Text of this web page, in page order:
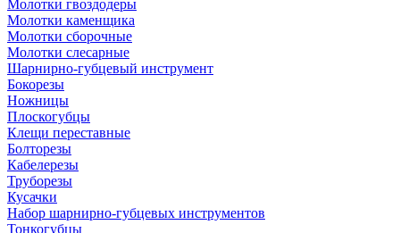
Молотки гвоздодеры
Молотки каменщика
Молотки сборочные
Молотки слесарные
Шарнирно-губцевый инструмент
Бокорезы
Ножницы
Плоскогубцы
Клещи переставные
Болторезы
Кабелерезы
Труборезы
Кусачки
Набор шарнирно-губцевых инструментов
Тонкогубцы